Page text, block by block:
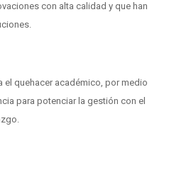
con alta calidad y que han
el quehacer académico, por medio
para potenciar la gestión con el